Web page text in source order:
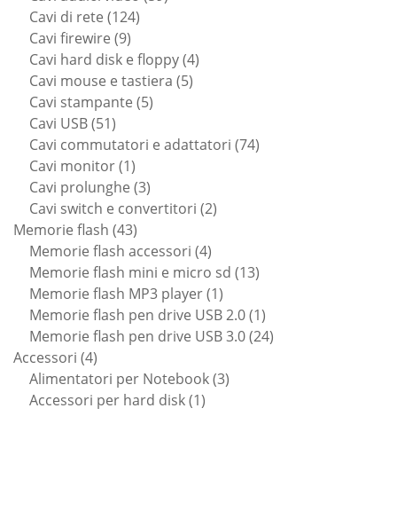
Cavi di rete 124124
Cavi firewire 99
prodotti
Cavi hard disk e floppy 44
Cavi mouse e tastiera 55
Cavi stampante 55
Cavi USB 5151
prodotti
Cavi commutatori e adattatori 7474
Cavi monitor 11
prodotto
Cavi prolunghe 33
prodotti
Cavi switch e convertitori 22
Memorie flash 4343
prodotti
Memorie flash accessori 44
prodotti
Memorie flash mini e micro sd 1313
Memorie flash MP3 player 11
prodotto
Memorie flash pen drive USB 2.0 11
prodotto
Memorie flash pen drive USB 3.0 2424
Accessori 44
prodotti
Alimentatori per Notebook 33
Accessori per hard disk 11